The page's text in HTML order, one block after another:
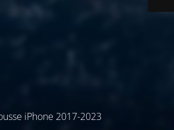
iPhone 2017-2023